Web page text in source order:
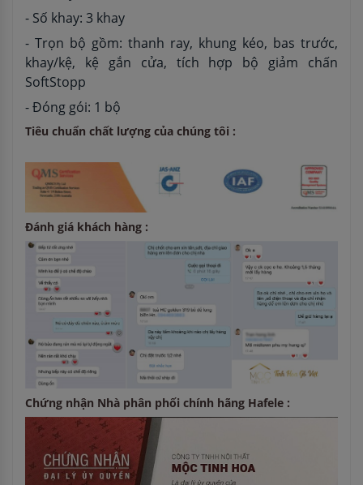
- Số khay: 3 khay
- Trọn bộ gồm: thanh ray, khung kéo, bas trước,
khay/kệ, kệ gắn cửa, tích hợp bộ giảm chấn
SoftStopp
- Đóng gói: 1 bộ
Tiêu chuẩn chất lượng của chúng tôi :
Đánh giá khách hàng :
Chứng nhận Nhà phân phối chính hãng Hafele :